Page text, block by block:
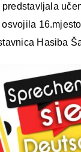
Hasiba